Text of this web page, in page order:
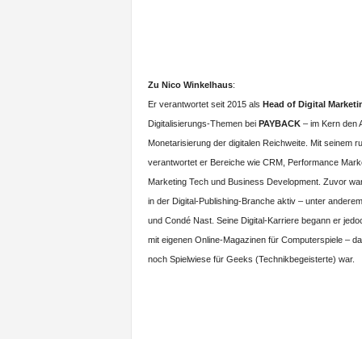
Zu Nico Winkelhaus:
Er verantwortet seit 2015 als Head of Digital
Digitalisierungs-Themen bei PAYBACK – im Kern den
Monetarisierung der digitalen Reichweite. Mit seinem
verantwortet er Bereiche wie CRM, Performance
Marketing Tech und Business Development. Zuvor
in der Digital-Publishing-Branche aktiv – unter
und Condé Nast. Seine Digital-Karriere begann er
mit eigenen Online-Magazinen für Computerspiele –
noch Spielwiese für Geeks (Technikbegeisterte) war.